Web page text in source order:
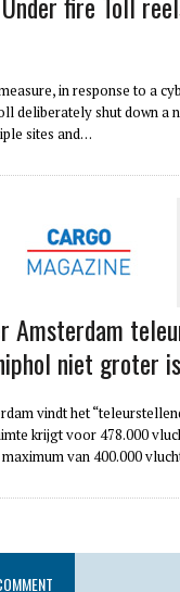
in response to a
deliberately shut down a
sites and…
Amsterdam
niet groter is
vindt het
krijgt voor 478.000
van 400.000